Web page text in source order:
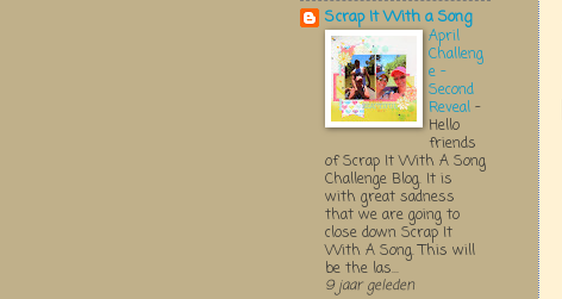
Scrap It With a Song
April
Challeng
e -
Second
Reveal -
Hello
friends
of Scrap It With A Song
Challenge Blog. It is
with great sadness
that we are going to
close down Scrap It
With A Song. This will
be the las...
9 jaar geleden